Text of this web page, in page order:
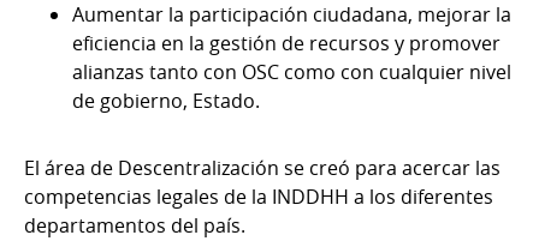
Aumentar la participación ciudadana, mejorar la
eficiencia en la gestión de recursos y promover
alianzas tanto con OSC como con cualquier nivel
de gobierno, Estado.
El área de Descentralización se creó para acercar las
competencias legales de la INDDHH a los diferentes
departamentos del país.